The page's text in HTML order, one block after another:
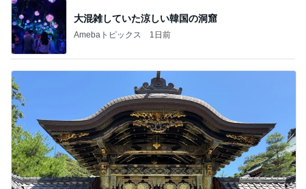
大混雑していた涼しい韓国の洞窟
Amebaトピックス 1日前